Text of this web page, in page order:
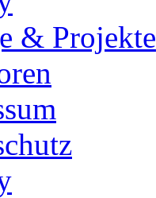
& Projekte